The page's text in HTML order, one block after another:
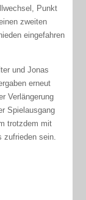
Punkt
zweiten
eingefahren
und Jonas
erneut
Verlängerung
Spielausgang
trotzdem mit
zufrieden sein.